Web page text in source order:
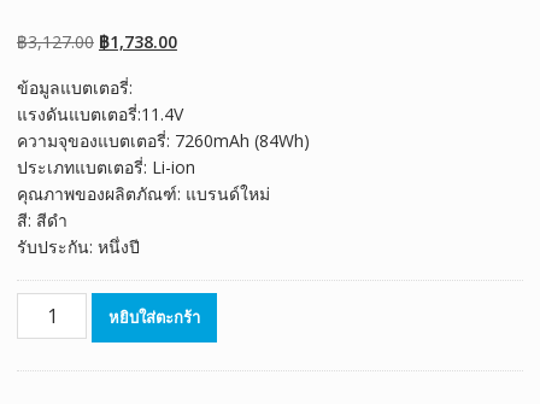
เต็มบนการให้
คะแนนของ
฿3,127.00 Original
was:
฿3,127.00.
฿1,738.00Current
฿1,738.00.
ข้อมูลแบตเตอรี่:
แรงดันแบตเตอรี่:11.4V
ความจุของแบตเตอรี่: 7260mAh (84Wh)
ประเภทแบตเตอรี่: Li-ion
คุณภาพของผลิตภัณฑ์: แบรนด์ใหม่
สี: สีดำ
รับประกัน: หนึ่งปี
จำนวน
หยิบใส่ตะกร้า